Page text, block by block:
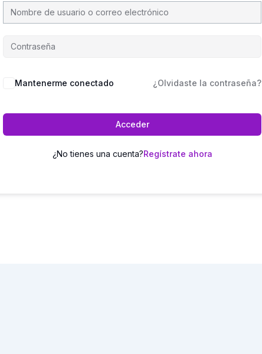
Mantenerme conectado ¿Olvidaste la contraseña?
Acceder
¿No tienes una cuenta?Regístrate ahora